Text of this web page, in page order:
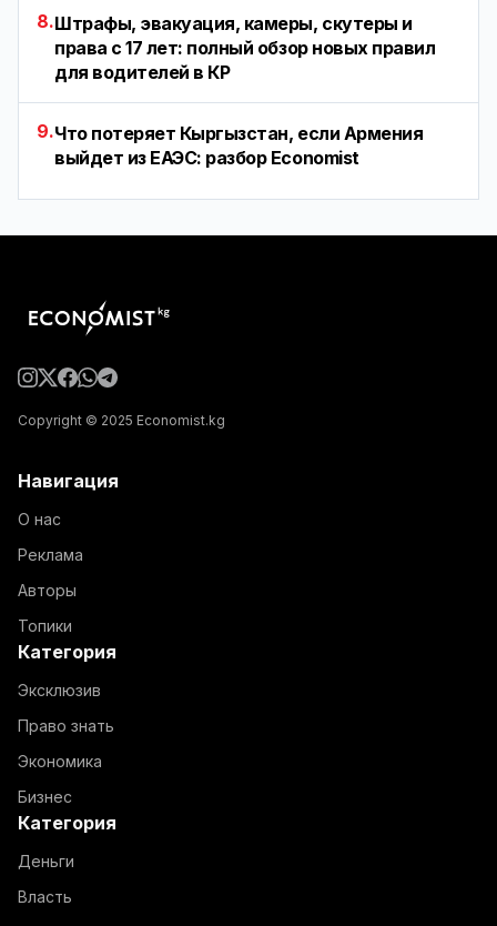
8.Штрафы, эвакуация, камеры, скутеры и
права с 17 лет: полный обзор новых правил
для водителей в КР
9.Что потеряет Кыргызстан, если Армения
выйдет из ЕАЭС: разбор Economist
Copyright © 2025 Economist.kg
Навигация
О нас
Реклама
Авторы
Топики
Категория
Эксклюзив
Право знать
Экономика
Бизнес
Категория
Деньги
Власть